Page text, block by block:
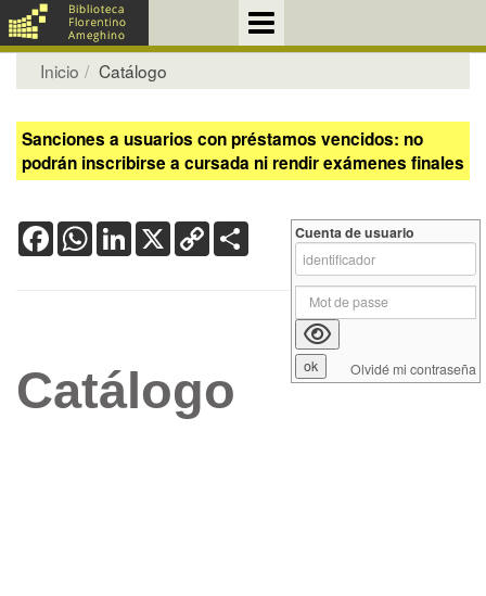
Inicio Catálogo
Sanciones a usuarios con préstamos vencidos: no
podrán inscribirse a cursada ni rendir exámenes finales
FacebookWhatsApp
LinkedIn
X Copy
Link
Catálogo
Cuenta de usuario
Olvidé mi contraseña